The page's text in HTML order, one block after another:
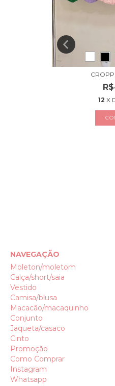
12 X
NAVEGAÇÃO
Moleton/moletom
Calça/short/saia
Vestido
Camisa/blusa
Macacão/macaquinho
Conjunto
Jaqueta/casaco
Cinto
Promoção
Como Comprar
Instagram
Whatsapp